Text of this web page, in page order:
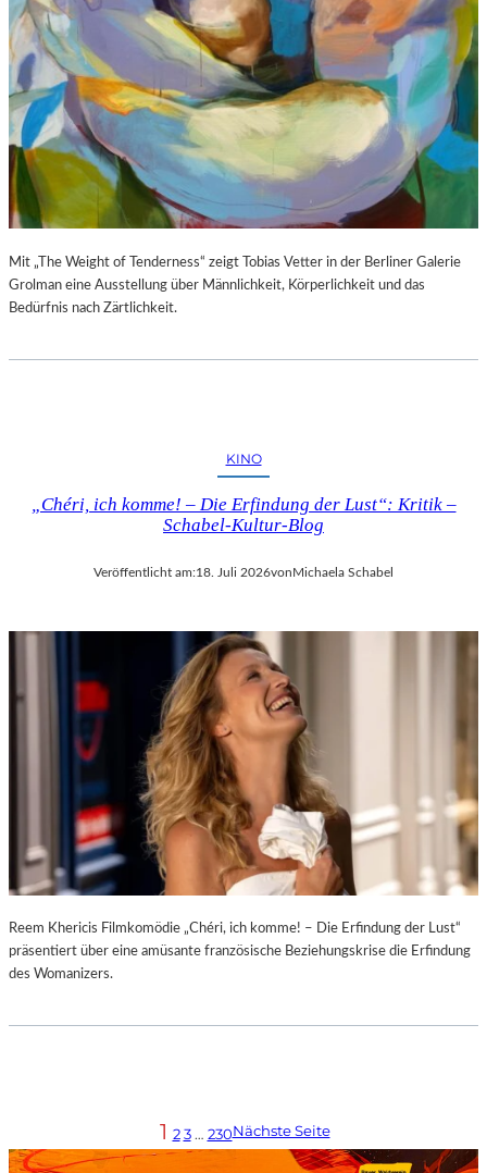
Mit „The Weight of Tenderness“ zeigt Tobias Vetter in der Berliner Galerie
Grolman eine Ausstellung über Männlichkeit, Körperlichkeit und das
Bedürfnis nach Zärtlichkeit.
KINO
„Chéri, ich komme! – Die Erfindung der Lust“: Kritik –
Schabel-Kultur-Blog
Veröffentlicht am:18. Juli 2026vonMichaela Schabel
Reem Khericis Filmkomödie „Chéri, ich komme! – Die Erfindung der Lust“
präsentiert über eine amüsante französische Beziehungskrise die Erfindung
des Womanizers.
1 2 3 … 230Nächste Seite